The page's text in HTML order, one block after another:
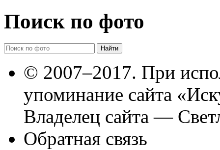
Поиск по фото
© 2007–2017. При
упоминание сайта
Владелец сайта —
Обратная связь